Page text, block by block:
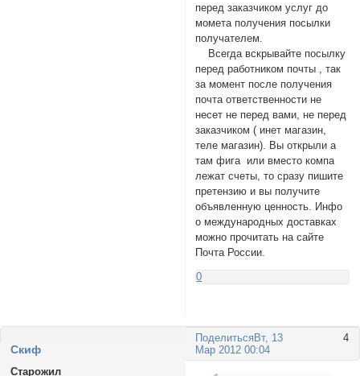
перед заказчиком услуг до
момета получения посылки
получателем.
Всегда вскрывайте посылку
перед работником почты , так
за момент после получения
почта ответственности не
несет не перед вами, не перед
заказчиком ( инет магазин,
теле магазин). Вы открыли а
там фига или вместо компа
лежат счеты, то сразу пишите
претензию и вы получите
объявленную ценность. Инфо
о международных доставках
можно прочитать на сайте
Почта России.
0
Поделиться 4
Вт, 13
Мар 2012 00:04
Cкиф
Старожил